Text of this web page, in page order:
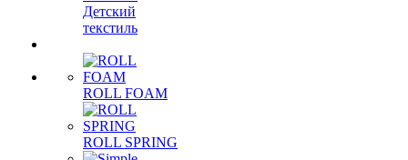
Детский
текстиль
ROLL FOAM
ROLL SPRING